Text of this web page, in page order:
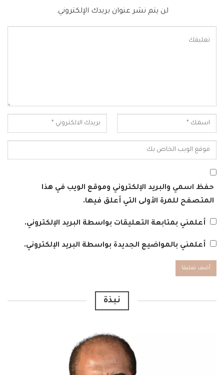
لن يتم نشر عنوان بريدك الإلكتروني.
حفظ اسمي والبريد الإلكتروني وموقع الويب في هذا
المتصفح للمرة الأولى التي أعلق فيها.
أعلمني بمتابعة التعليقات بواسطة البريد الإلكتروني.
أعلمني بالمواضيع الجديدة بواسطة البريد الإلكتروني.
نبذة